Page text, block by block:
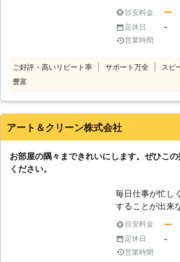
ーニングを行い
す。自分では掃
寧に対応をして
ます。弊社は些
にリラックスで
より過ごしやす
目安料金 ー
定休日 -
営業時間
ご好評・高いリピート率 サポート万全 スピ
豊富
アート＆クリーン株式会社
お部屋の隅々まできれいにします。ぜひこ
ください。
毎日仕事が忙し
することが出来
っている人はい
そういった場合
スクリーニング
このサービスを
目安料金 ー
定休日 -
営業時間